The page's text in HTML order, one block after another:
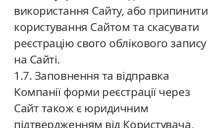
використання Сайту, або припинити
користування Сайтом та скасувати
реєстрацію свого облікового запису
на Сайті.
1.7. Заповнення та відправка
Компанії форми реєстрації через
Сайт також є юридичним
підтвердженням від Користувача,